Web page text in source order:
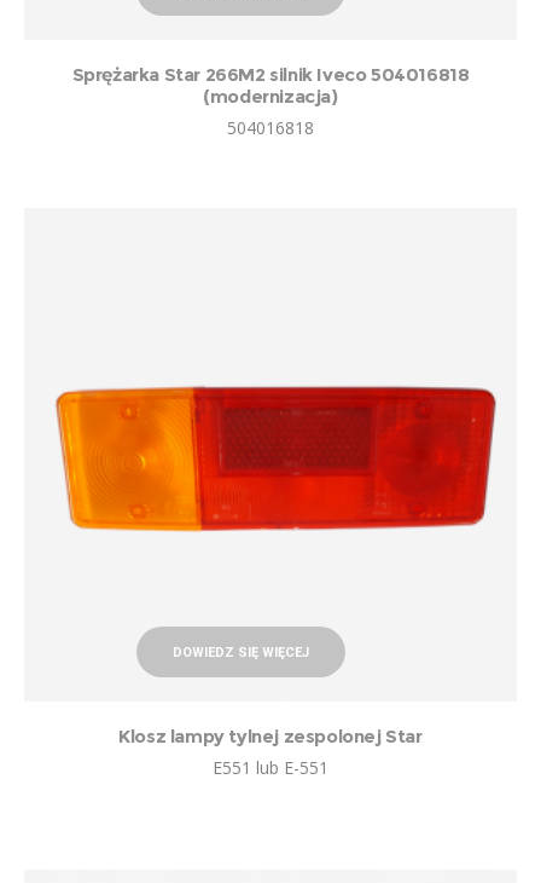
Sprężarka Star 266M2 silnik Iveco 504016818
(modernizacja)
504016818
DOWIEDZ SIĘ WIĘCEJ
Klosz lampy tylnej zespolonej Star
E551 lub E-551